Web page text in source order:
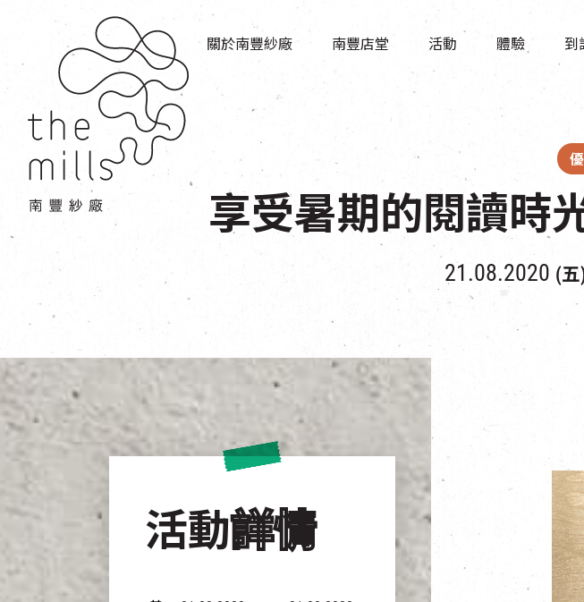
關於南豐紗廠
傳承與歷史
願景
媒體中心
南豐店堂
商店
活動
所有活動
世界之約
體驗
走進南豐紗廠
CHAT六廠
到
開放
穿
享受暑期的閱讀時
21.08.2020 (五
活動詳情